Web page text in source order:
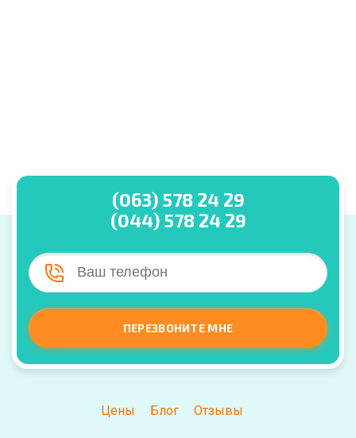
(063) 578 24 29
(044) 578 24 29
ПЕРЕЗВОНИТЕ МНЕ
Цены Блог Отзывы